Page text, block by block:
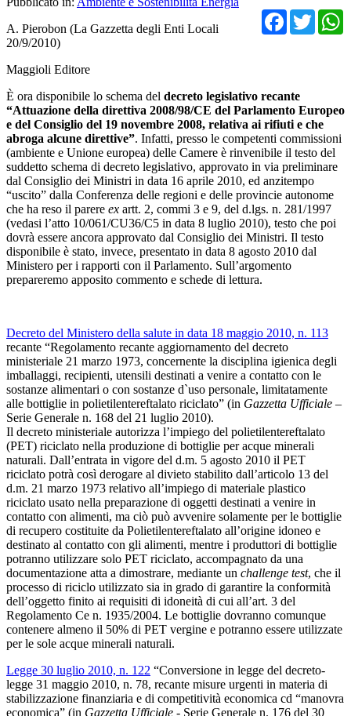
A. Pierobon (La Gazzetta degli Enti Locali
20/9/2010)
Maggioli Editore
È ora disponibile lo schema del decreto legislativo recante
“Attuazione della direttiva 2008/98/CE del Parlamento Europeo
e del Consiglio del 19 novembre 2008, relativa ai rifiuti e che
abroga alcune direttive”. Infatti, presso le competenti commissioni
(ambiente e Unione europea) delle Camere è rinvenibile il testo del
suddetto schema di decreto legislativo, approvato in via preliminare
dal Consiglio dei Ministri in data 16 aprile 2010, ed anzitempo
“uscito” dalla Conferenza delle regioni e delle provincie autonome
che ha reso il parere ex artt. 2, commi 3 e 9, del d.lgs. n. 281/1997
(vedasi l’atto 10/061/CU36/C5 in data 8 luglio 2010), testo che poi
dovrà essere ancora approvato dal Consiglio dei Ministri. Il testo
disponibile è stato, invece, presentato in data 8 agosto 2010 dal
Ministero per i rapporti con il Parlamento. Sull’argomento
prepareremo apposito commento e schede di lettura.
Decreto del Ministero della salute in data 18 maggio 2010, n. 113
recante “Regolamento recante aggiornamento del decreto
ministeriale 21 marzo 1973, concernente la disciplina igienica degli
imballaggi, recipienti, utensili destinati a venire a contatto con le
sostanze alimentari o con sostanze d`uso personale, limitatamente
alle bottiglie in polietilentereftalato riciclato” (in Gazzetta Ufficiale –
Serie Generale n. 168 del 21 luglio 2010).
Il decreto ministeriale autorizza l’impiego del polietilentereftalato
(PET) riciclato nella produzione di bottiglie per acque minerali
naturali. Dall’entrata in vigore del d.m. 5 agosto 2010 il PET
riciclato potrà così derogare al divieto stabilito dall’articolo 13 del
d.m. 21 marzo 1973 relativo all’impiego di materiale plastico
riciclato usato nella preparazione di oggetti destinati a venire in
contatto con alimenti, ma ciò può avvenire solamente per le bottiglie
di recupero costituite da Polietilentereftalato all’origine idoneo e
destinato al contatto con gli alimenti, mentre i produttori di bottiglie
potranno utilizzare solo PET riciclato, accompagnato da una
documentazione atta a dimostrare, mediante un challenge test, che il
processo di riciclo utilizzato sia in grado di garantire la conformità
dell’oggetto finito ai requisiti di idoneità di cui all’art. 3 del
Regolamento Ce n. 1935/2004. Le bottiglie dovranno comunque
contenere almeno il 50% di PET vergine e potranno essere utilizzate
per le sole acque minerali naturali.
Legge 30 luglio 2010, n. 122 “Conversione in legge del decreto-
legge 31 maggio 2010, n. 78, recante misure urgenti in materia di
stabilizzazione finanziaria e di competitività economica cd “manovra
economica” (in Gazzetta Ufficiale - Serie Generale n. 176 del 30